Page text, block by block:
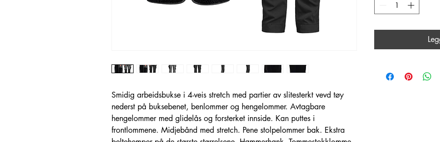
Smidig arbeidsbukse i 4-veis stretch med partier av slitesterkt vevd tøy
nederst på buksebenet, benlommer og hengelommer. Avtagbare
hengelommer med glidelås og forsterket innside. Kan puttes i
frontlommene. Midjebånd med stretch. Pene stolpelommer bak. Ekstra